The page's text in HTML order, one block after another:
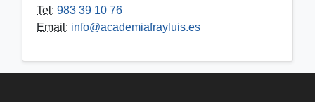
Tel: 983 39 10 76
Email: info@academiafrayluis.es